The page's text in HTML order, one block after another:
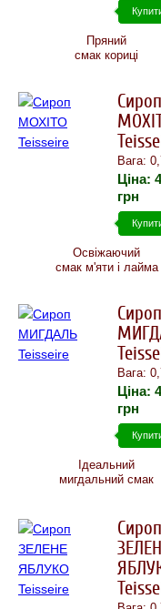
Пряний
смак кориці
Сироп
Вага:
Ціна:
грн
Освіжаючий
смак м'яти і лайма
Сироп
Вага:
Ціна:
грн
Ідеальний
мигдальний смак
Сироп